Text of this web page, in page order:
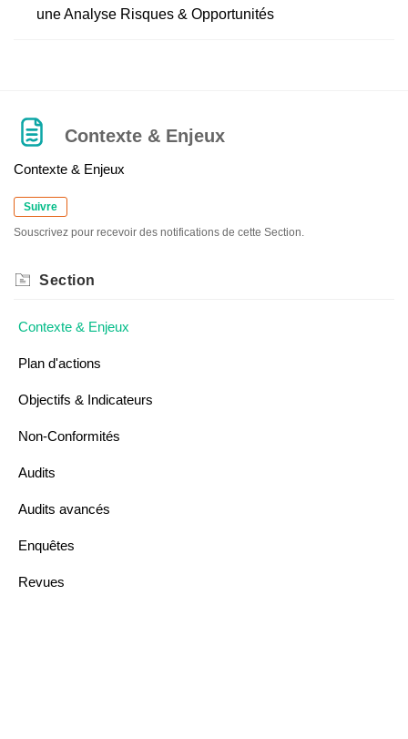
une Analyse Risques & Opportunités
Contexte & Enjeux
Contexte & Enjeux
Suivre
Souscrivez pour recevoir des notifications de cette Section.
Section
Contexte & Enjeux
Plan d'actions
Objectifs & Indicateurs
Non-Conformités
Audits
Audits avancés
Enquêtes
Revues